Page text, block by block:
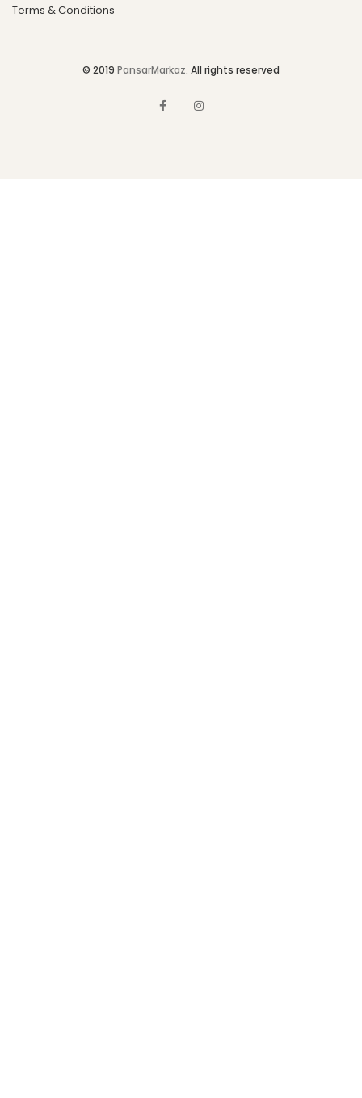
Terms & Conditions
© 2019 PansarMarkaz. All rights reserved